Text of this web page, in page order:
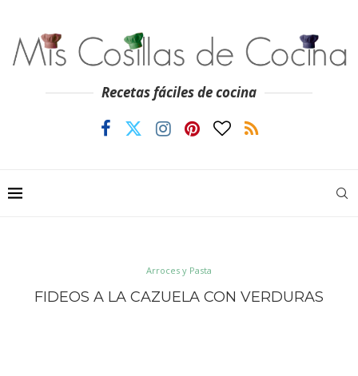
Recetas fáciles de cocina
Arroces y Pasta
FIDEOS A LA CAZUELA CON VERDURAS